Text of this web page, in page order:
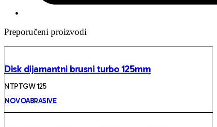
Preporučeni proizvodi
Disk dijamantni brusni turbo 125mm
NTPTGW 125
NOVOABRASIVE